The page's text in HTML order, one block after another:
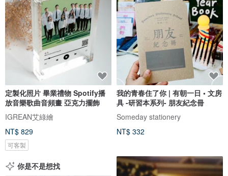
定製化照片 畢業禮物 Spotify播
放音樂歌曲音頻畫 亞克力擺飾
IGREAN艾綠繪
NT$ 829
可客製
我的青春住了你 | 有朝一日 • 文房
具 -研習本系列- 朋友紀念冊
Someday stationery
NT$ 332
你是不是想找